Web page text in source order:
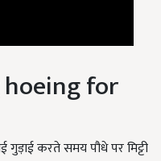
for
करते समय पौधे पर मिट्टी